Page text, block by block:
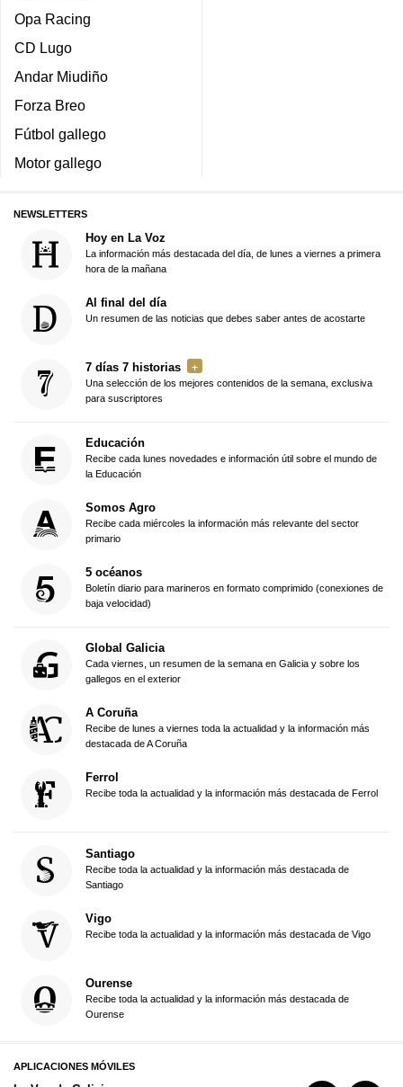
Opa Racing
CD Lugo
Andar Miudiño
Forza Breo
Fútbol gallego
Motor gallego
NEWSLETTERS
Hoy en La Voz
La información más destacada del día, de lunes a viernes a primera
hora de la mañana
Al final del día
Un resumen de las noticias que debes saber antes de acostarte
7 días 7 historias
Una selección de los mejores contenidos de la semana, exclusiva
para suscriptores
Educación
Recibe cada lunes novedades e información útil sobre el mundo de
la Educación
Somos Agro
Recibe cada miércoles la información más relevante del sector
primario
5 océanos
Boletín diario para marineros en formato comprimido (conexiones de
baja velocidad)
Global Galicia
Cada viernes, un resumen de la semana en Galicia y sobre los
gallegos en el exterior
A Coruña
Recibe de lunes a viernes toda la actualidad y la información más
destacada de A Coruña
Ferrol
Recibe toda la actualidad y la información más destacada de Ferrol
Santiago
Recibe toda la actualidad y la información más destacada de
Santiago
Vigo
Recibe toda la actualidad y la información más destacada de Vigo
Ourense
Recibe toda la actualidad y la información más destacada de
Ourense
APLICACIONES MÓVILES